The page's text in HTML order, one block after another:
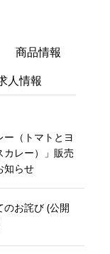
商品情報
人情報
ー（トマトとヨ
カレー）」販売
知らせ
のお詫び (公開